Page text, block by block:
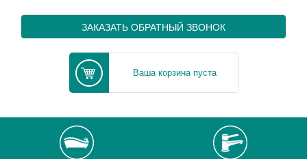
ЗАКАЗАТЬ ОБРАТНЫЙ ЗВОНОК
Ваша корзина пуста